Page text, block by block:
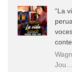
“La
Jou…